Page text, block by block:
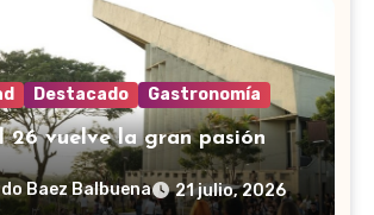
Destacado Gastronomía
26 vuelve la gran pasión
Baez Balbuena 21 julio, 2026